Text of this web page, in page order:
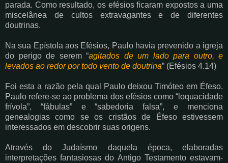
parada. Como resultado, os efésios ficaram expostos a uma
miscelânea de cultos extravagantes e de diferentes
doutrinas.
Na sua Epístola aos Efésios, Paulo havia prevenido a igreja
do perigo de serem “agitados de um lado para outro, e
levados ao redor por todo vento de doutrina” (Efésios 4.14)
Foi esta a razão pela qual Paulo deixou Timóteo em Éfeso.
Paulo refere-se ao problema dos efésios como “loquacidade
frívola”, “fábulas” e “sabedoria falsa”, e menciona
genealogiascomo se os cristãos de Éfeso estivessem
interessados em descobrir suas origens.
Através do Judaísmo daquela época, elaboradas
interpretações fantasiosas do Antigo Testamento estavam-